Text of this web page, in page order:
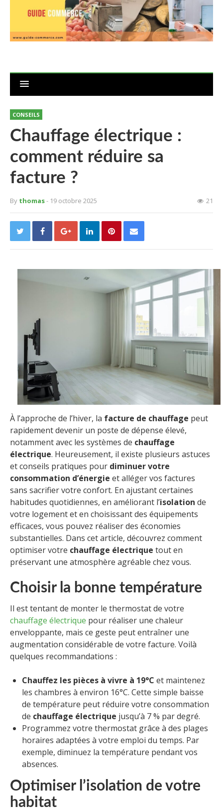
CONSEILS
Chauffage électrique :
comment réduire sa
facture ?
By thomas- 19 octobre 2025 21
À l’approche de l’hiver, la facture de chauffage peut
rapidement devenir un poste de dépense élevé,
notamment avec les systèmes de chauffage
électrique. Heureusement, il existe plusieurs astuces
et conseils pratiques pour diminuer votre
consommation d’énergie et alléger vos factures
sans sacrifier votre confort. En ajustant certaines
habitudes quotidiennes, en améliorant l’isolation de
votre logement et en choisissant des équipements
efficaces, vous pouvez réaliser des économies
substantielles. Dans cet article, découvrez comment
optimiser votre chauffage électrique tout en
préservant une atmosphère agréable chez vous.
Choisir la bonne température
Il est tentant de monter le thermostat de votre
chauffage électrique pour réaliser une chaleur
enveloppante, mais ce geste peut entraîner une
augmentation considérable de votre facture. Voilà
quelques recommandations :
Chauffez les pièces à vivre à 19°C et maintenez
les chambres à environ 16°C. Cette simple baisse
de température peut réduire votre consommation
de chauffage électrique jusqu’à 7 % par degré.
Programmez votre thermostat grâce à des plages
horaires adaptées à votre emploi du temps. Par
exemple, diminuez la température pendant vos
absences.
Optimiser l’isolation de votre
habitat